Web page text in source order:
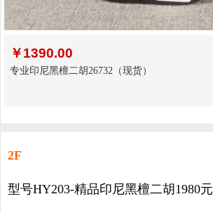
￥1390.00
专业印尼黑檀二胡26732（现货）
2F
型号HY203-精品印尼黑檀二胡1980元